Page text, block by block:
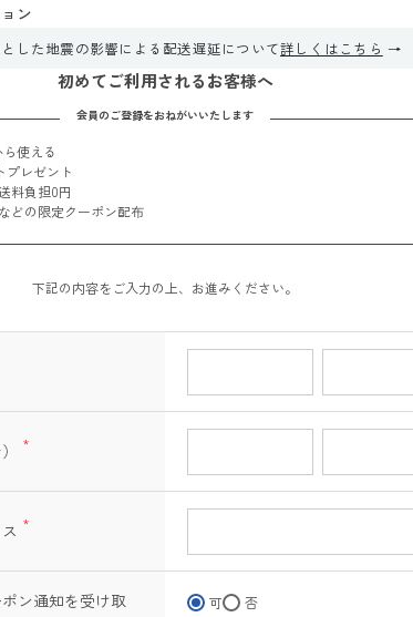
ン
した地震の影響による配送遅延について詳しくはこちら
初めてご利用されるお客様へ
会員のご登録をおねがいいたします
使える
プレゼント
料負担0円
どの限定クーポン配布
下記の内容をご入力の上、お進みください。
須)
須)
ン通知を受け取
可
否